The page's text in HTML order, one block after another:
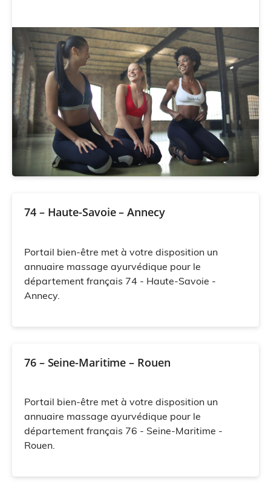
74 – Haute-Savoie – Annecy
Portail bien-être met à votre disposition un
annuaire massage ayurvédique pour le
département français 74 - Haute-Savoie -
Annecy.
76 – Seine-Maritime – Rouen
Portail bien-être met à votre disposition un
annuaire massage ayurvédique pour le
département français 76 - Seine-Maritime -
Rouen.